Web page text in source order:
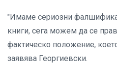
"Имаме сериозни
книги, сега можем да се
фактическо положение,
заявява Георгиевски.